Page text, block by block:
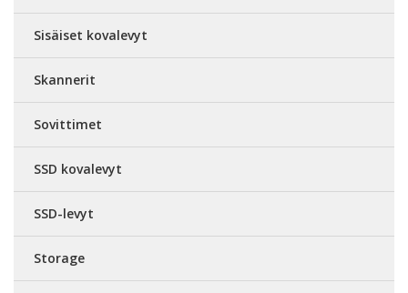
Sisäiset kovalevyt
Skannerit
Sovittimet
SSD kovalevyt
SSD-levyt
Storage